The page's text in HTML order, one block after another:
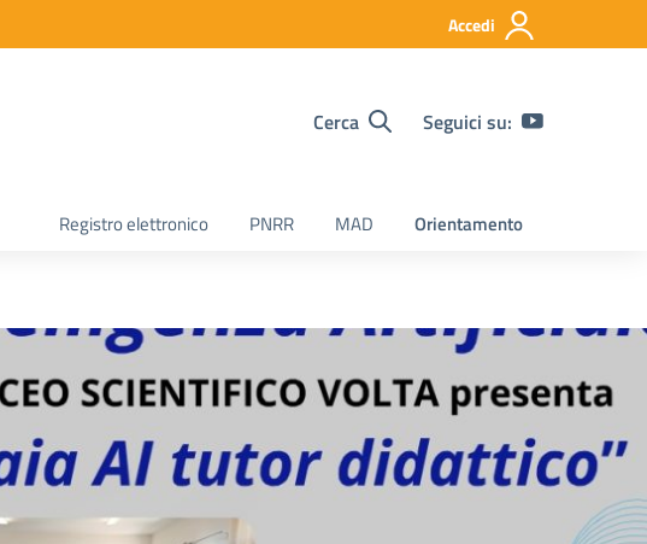
Accedi
Cerca Seguici su:
Registro elettronico PNRR MAD Orientamento